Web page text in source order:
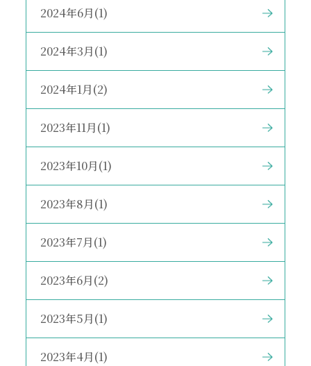
2024年6月(1)
2024年3月(1)
2024年1月(2)
2023年11月(1)
2023年10月(1)
2023年8月(1)
2023年7月(1)
2023年6月(2)
2023年5月(1)
2023年4月(1)